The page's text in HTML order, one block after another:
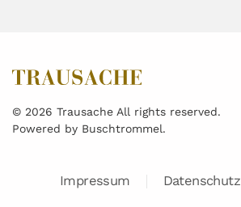
© 2026 Trausache All rights reserved.
Powered by Buschtrommel.
Impressum Datenschutz